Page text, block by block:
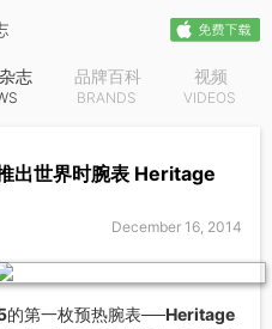
志 品牌百科
BRANDS
视频
VIDEOS
出世界时腕表 Heritage
December 16, 2014
的第一枚预热腕表──Heritage